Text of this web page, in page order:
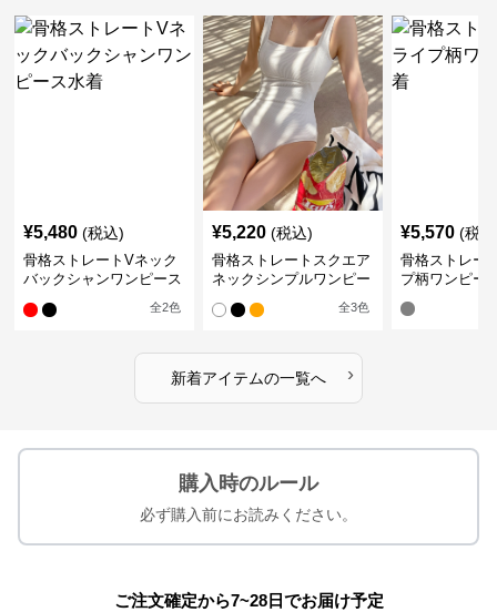
¥5,480 (税込)
骨格ストレートVネック
バックシャンワンピース
全2色
¥5,220 (税込)
骨格ストレートスクエア
ネックシンプルワンピー
全3色
¥5,570 (税
骨格ストレー
プ柄ワンピー
新着アイテムの一覧へ ›
購入時のルール
必ず購入前にお読みください。
ご注文確定から7~28日でお届け予定